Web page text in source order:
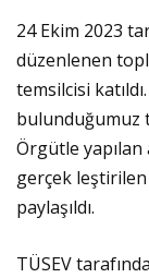
24 Ekim 2023
düzenlenen
temsilcisi
bulunduğumuz
Örgütle yapılan
gerçek
paylaşıldı.
TÜSEV